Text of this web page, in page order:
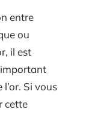
entre
ou
il est
Si vous
cette